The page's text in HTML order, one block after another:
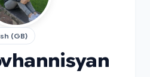
(GB)